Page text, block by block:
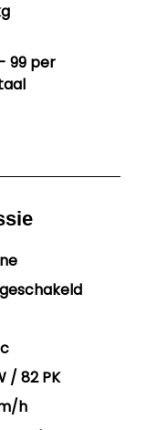
99 per
/ 82 PK
h